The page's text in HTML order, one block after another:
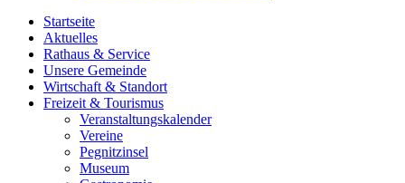
Startseite
Aktuelles
Rathaus & Service
Unsere Gemeinde
Wirtschaft & Standort
Freizeit & Tourismus
Veranstaltungskalender
Vereine
Pegnitzinsel
Museum